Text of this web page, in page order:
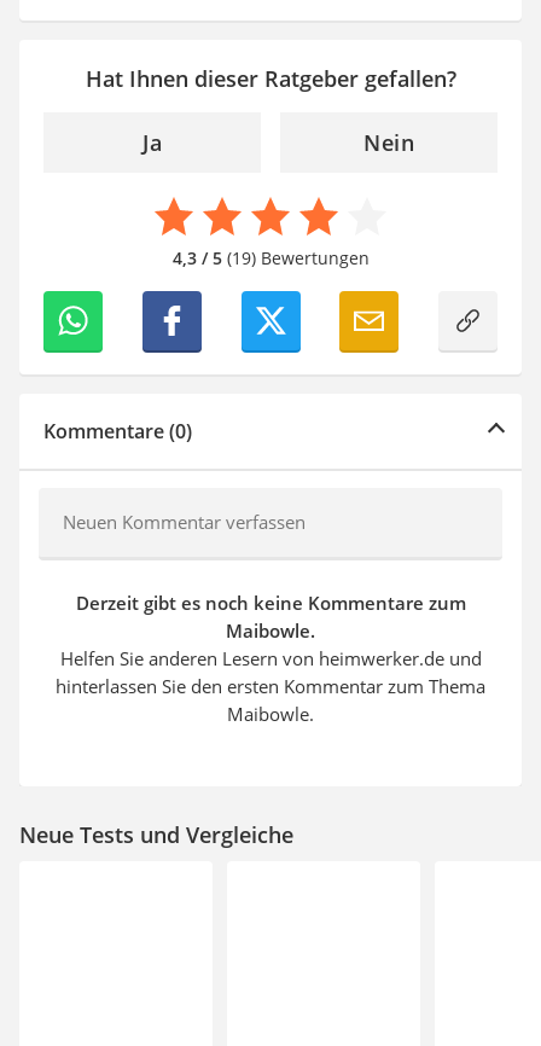
Hat Ihnen dieser Ratgeber gefallen?
Ja Nein
4,3 / 5(19) Bewertungen
Kommentare (0)
Neuen Kommentar verfassen
Derzeit gibt es noch keine Kommentare zum
Maibowle.
Helfen Sie anderen Lesern von heimwerker.de und
hinterlassen Sie den ersten Kommentar zum Thema
Maibowle.
Neue Tests und Vergleiche